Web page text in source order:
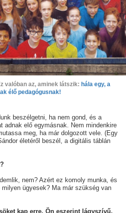
valóban az, aminek látszik: hála egy, a
élő pedagógusnak!
beszélgetni, ha nem gond, és a
adnak elő egymásnak. Nem mindenkire
meg, ha már dolgozott vele. (Egy
életéről beszél, a digitális táblán
nem? Azért ez komoly munka, és
ügyesek? Ma már szükség van
kap erre. Ön eszerint lágyszívű.